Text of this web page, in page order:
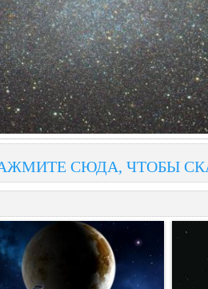
СЮДА, ЧТОБЫ